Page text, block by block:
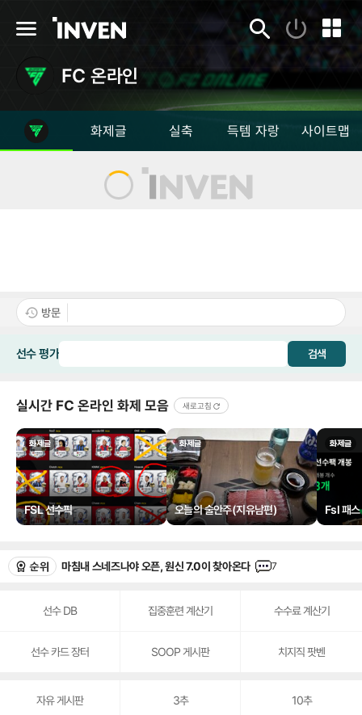
메
뉴
인
검
색
로
그
퀵
크
FC 온라인
화제글 실축 득템 자랑 사이트맵
방문
선수 평가
실시간 FC 온라인 화제 모음 새로고침
화제글
FSL 선수픽
화제글
오늘의 술안주(지유남편)
화제글
Fsl 패스
category
icon
마침내 스네즈나야 오픈, 원신 7.0이 찾아온다 comment
icon
7
icon
category
잔홍, 링코와 여름 이벤트, 수영복까지 총출동! '이환' 1.3 버전 방송 정리
선수 DB 집중훈련 계산기 수수료 계산기
선수 카드 장터 SOOP 게시판 치지직 팟벤
자유 게시판 3추 10추